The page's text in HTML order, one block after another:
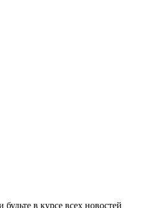
в курсе всех новостей